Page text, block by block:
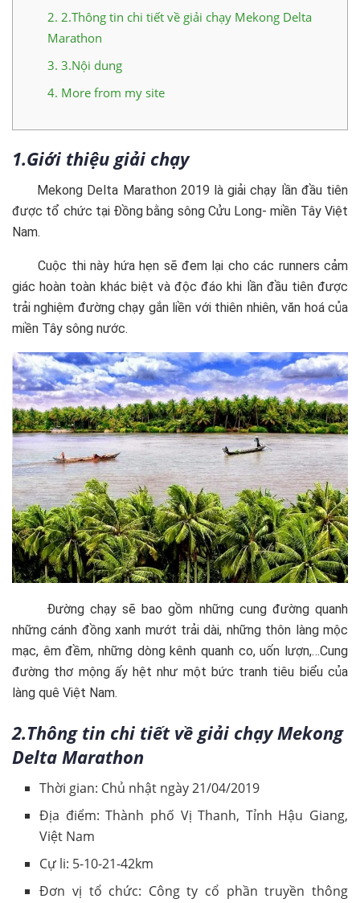
2. 2.Thông tin chi tiết về giải chạy Mekong Delta
Marathon
3. 3.Nội dung
4. More from my site
1.Giới thiệu giải chạy
Mekong Delta Marathon 2019 là giải chạy lần đầu tiên
được tổ chức tại Đồng bằng sông Cửu Long- miền Tây Việt
Nam.
Cuộc thi này hứa hẹn sẽ đem lại cho các runners cảm
giác hoàn toàn khác biệt và độc đáo khi lần đầu tiên được
trải nghiệm đường chạy gắn liền với thiên nhiên, văn hoá của
miền Tây sông nước.
Đường chạy sẽ bao gồm những cung đường quanh
những cánh đồng xanh mướt trải dài, những thôn làng mộc
mạc, êm đềm, những dòng kênh quanh co, uốn lượn,…Cung
đường thơ mộng ấy hệt như một bức tranh tiêu biểu của
làng quê Việt Nam.
2.Thông tin chi tiết về giải chạy Mekong
Delta Marathon
Thời gian: Chủ nhật ngày 21/04/2019
Địa điểm: Thành phố Vị Thanh, Tỉnh Hậu Giang,
Việt Nam
Cự li: 5-10-21-42km
Đơn vị tổ chức: Công ty cổ phần truyền thông